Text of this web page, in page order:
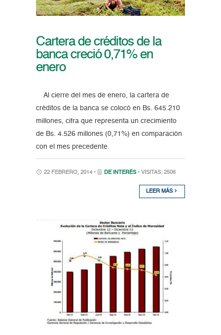
Cartera de créditos de la
banca creció 0,71% en
enero
Al cierre del mes de enero, la cartera de
créditos de la banca se colocó en Bs. 645.210
millones, cifra que representa un crecimiento
de Bs. 4.526 millones (0,71%) en comparación
con el mes precedente.
22 FEBRERO, 2014 • DE INTERÉS • VISITAS: 2506
LEER MÁS